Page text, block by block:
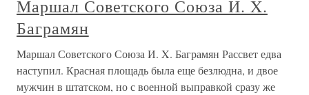
Маршал Советского Союза И. X.
Баграмян
Маршал Советского Союза И. X. Баграмян Рассвет едва
наступил. Красная площадь была еще безлюдна, и двое
мужчин в штатском, но с военной выправкой сразу же